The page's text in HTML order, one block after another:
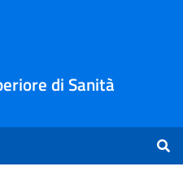
di Sanità